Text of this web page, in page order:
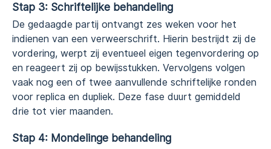
Stap 3: Schriftelijke behandeling
De gedaagde partij ontvangt zes weken voor het
indienen van een verweerschrift. Hierin bestrijdt zij de
vordering, werpt zij eventueel eigen tegenvordering op
en reageert zij op bewijsstukken. Vervolgens volgen
vaak nog een of twee aanvullende schriftelijke ronden
voor replica en dupliek. Deze fase duurt gemiddeld
drie tot vier maanden.
Stap 4: Mondelinge behandeling